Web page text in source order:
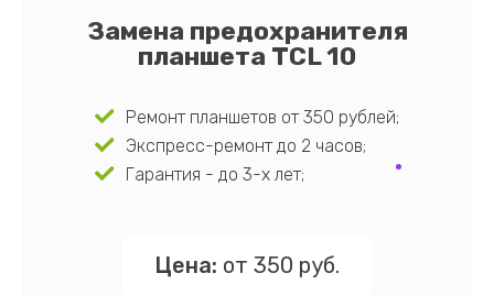
Замена предохранителя
планшета TCL 10
Ремонт планшетов от 350 рублей;
Экспресс-ремонт до 2 часов;
Гарантия - до 3-х лет;
Цена: от 350 руб.